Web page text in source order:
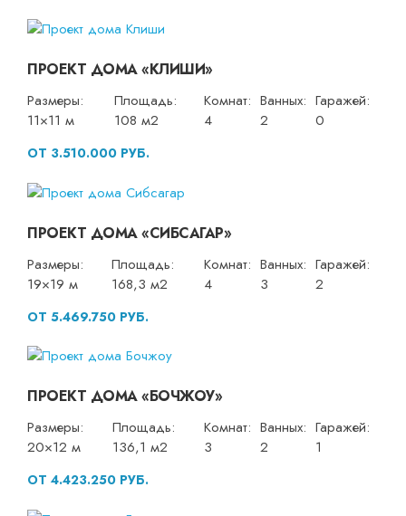
ПРОЕКТ ДОМА «КЛИШИ»
Размеры:
11×11 м
Площадь:
108 м2
Комнат:
4
Ванных:
2
Гаражей:
0
ОТ 3.510.000 РУБ.
ПРОЕКТ ДОМА «СИБСАГАР»
Размеры:
19×19 м
Площадь:
168,3 м2
Комнат:
4
Ванных:
3
Гаражей:
2
ОТ 5.469.750 РУБ.
ПРОЕКТ ДОМА «БОЧЖОУ»
Размеры:
20×12 м
Площадь:
136,1 м2
Комнат:
3
Ванных:
2
Гаражей:
1
ОТ 4.423.250 РУБ.